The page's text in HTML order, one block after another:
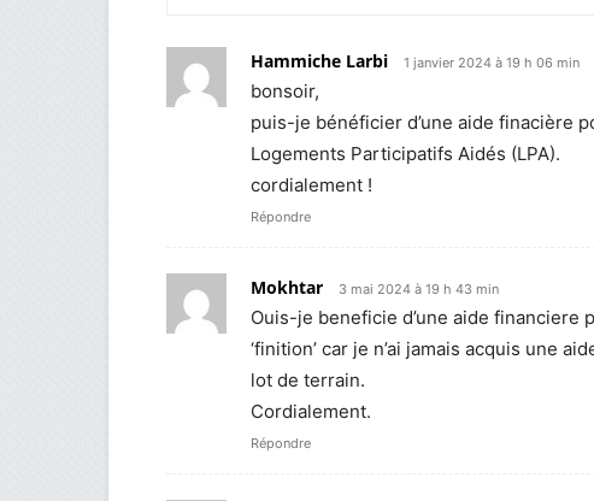
Hammiche Larbi 1 janvier 2024 à 19 h 06 min
bonsoir,
puis-je bénéficier d’une aide finacière
Logements Participatifs Aidés (LPA).
cordialement !
Répondre
Mokhtar 3 mai 2024 à 19 h 43 min
Ouis-je beneficie d’une aide financiere
‘finition’ car je n’ai jamais acquis une
lot de terrain.
Cordialement.
Répondre